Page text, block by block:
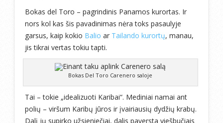
Bokas del Toro – pagrindinis Panamos kurortas. Ir
nors kol kas šis pavadinimas nėra toks pasaulyje
garsus, kaip kokio Balio ar Tailando kurortų, manau,
jis tikrai vertas tokiu tapti.
Bokas Del Toro Carenero saloje
Tai – tokie „idealizuoti Karibai“. Mediniai namai ant
polių – viršum Karibų jūros ir įvairiausių dydžių krabų.
Dalį jų supirko užsieniečiai, dalis paversta viešbučiais